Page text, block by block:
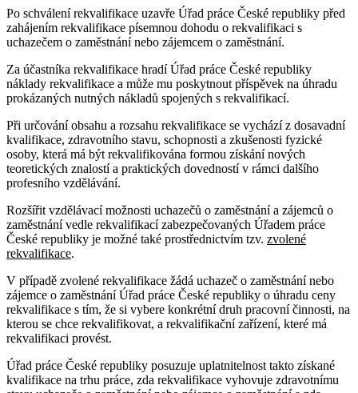
Po schválení rekvalifikace uzavře Úřad práce České republiky před
zahájením rekvalifikace písemnou dohodu o rekvalifikaci s
uchazečem o zaměstnání nebo zájemcem o zaměstnání.
Za účastníka rekvalifikace hradí Úřad práce České republiky
náklady rekvalifikace a může mu poskytnout příspěvek na úhradu
prokázaných nutných nákladů spojených s rekvalifikací.
Při určování obsahu a rozsahu rekvalifikace se vychází z dosavadní
kvalifikace, zdravotního stavu, schopnosti a zkušenosti fyzické
osoby, která má být rekvalifikována formou získání nových
teoretických znalostí a praktických dovedností v rámci dalšího
profesního vzdělávání.
Rozšířit vzdělávací možnosti uchazečů o zaměstnání a zájemců o
zaměstnání vedle rekvalifikací zabezpečovaných Úřadem práce
České republiky je možné také prostřednictvím tzv. zvolené
rekvalifikace.
V případě zvolené rekvalifikace žádá uchazeč o zaměstnání nebo
zájemce o zaměstnání Úřad práce České republiky o úhradu ceny
rekvalifikace s tím, že si vybere konkrétní druh pracovní činnosti, na
kterou se chce rekvalifikovat, a rekvalifikační zařízení, které má
rekvalifikaci provést.
Úřad práce České republiky posuzuje uplatnitelnost takto získané
kvalifikace na trhu práce, zda rekvalifikace vyhovuje zdravotnímu